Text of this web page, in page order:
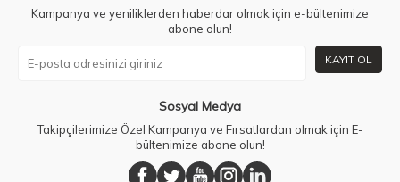
Kampanya ve yeniliklerden haberdar olmak için e-bültenimize
abone olun!
KAYIT OL
Sosyal Medya
Takipçilerimize Özel Kampanya ve Fırsatlardan olmak için E-
bültenimize abone olun!